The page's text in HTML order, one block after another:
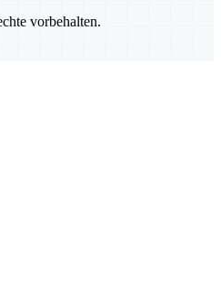
vorbehalten.